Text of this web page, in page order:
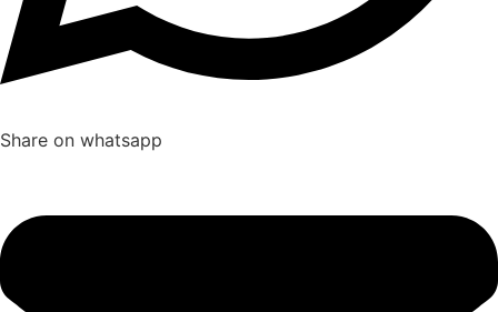
Share on whatsapp